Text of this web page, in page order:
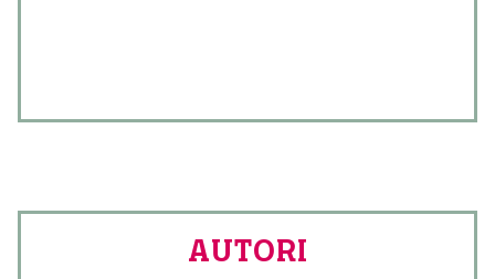
AUTORI